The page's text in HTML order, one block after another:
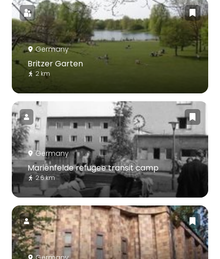
Germany
Britzer Garten
2 km
Germany
Marienfelde refugee transit camp
2.6 km